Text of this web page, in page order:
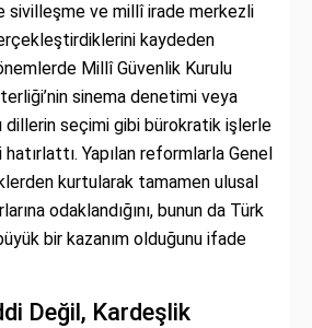
sivilleşme ve millî irade merkezli
kaydeden
Millî Güvenlik Kurulu
sinema denetimi veya
dillerin seçimi gibi bürokratik işlerle
Yapılan reformlarla Genel
kurtularak tamamen ulusal
odaklandığını, bunun da Türk
bir kazanım olduğunu ifade
Değil, Kardeşlik